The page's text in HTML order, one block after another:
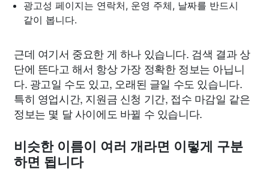
광고성 페이지는 연락처, 운영 주체, 날짜를 반드시
같이 봅니다.
근데 여기서 중요한 게 하나 있습니다. 검색 결과 상
단에 뜬다고 해서 항상 가장 정확한 정보는 아닙니
다. 광고일 수도 있고, 오래된 글일 수도 있습니다.
특히 영업시간, 지원금 신청 기간, 접수 마감일 같은
정보는 몇 달 사이에도 바뀔 수 있습니다.
비슷한 이름이 여러 개라면 이렇게 구분
하면 됩니다